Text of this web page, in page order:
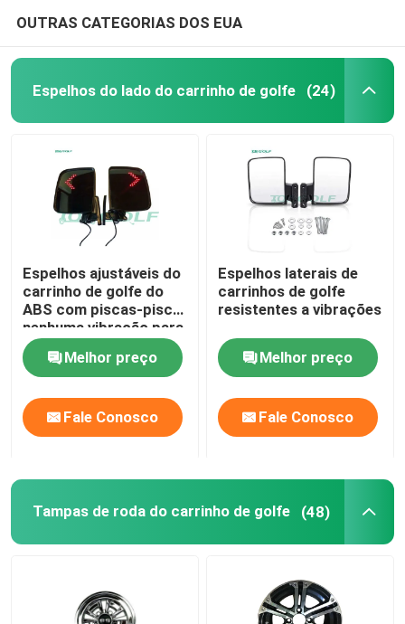
OUTRAS CATEGORIAS DOS EUA
Espelhos do lado do carrinho de golfe (24)
Espelhos ajustáveis do
carrinho de golfe do
ABS com piscas-pisca
nenhuma vibração para
o carro do clube do
carro do golfe
Melhor preço
Fale Conosco
Espelhos laterais de
carrinhos de golfe
resistentes a vibrações
Melhor preço
Fale Conosco
Tampas de roda do carrinho de golfe (48)